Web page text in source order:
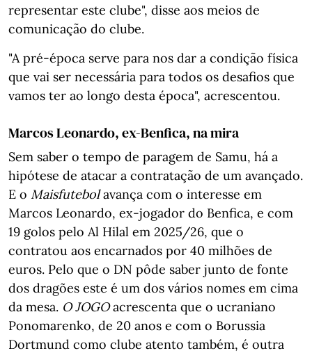
representar este clube", disse aos meios de
comunicação do clube.
"A pré-época serve para nos dar a condição física
que vai ser necessária para todos os desafios que
vamos ter ao longo desta época", acrescentou.
Marcos Leonardo, ex-Benfica, na mira
Sem saber o tempo de paragem de Samu, há a
hipótese de atacar a contratação de um avançado.
E o Maisfutebolavança com o interesse em
Marcos Leonardo, ex-jogador do Benfica, e com
19 golos pelo Al Hilal em 2025/26, que o
contratou aos encarnados por 40 milhões de
euros. Pelo que o DN pôde saber junto de fonte
dos dragões este é um dos vários nomes em cima
da mesa. O JOGOacrescenta que o ucraniano
Ponomarenko, de 20 anos e com o Borussia
Dortmund como clube atento também, é outra